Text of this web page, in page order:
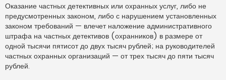
Оказание частных детективных или охранных услуг, либо не
предусмотренных законом, либо с нарушением установленных
законом требований — влечет наложение административного
штрафа на частных детективов (охранников) в размере от
одной тысячи пятисот до двух тысяч рублей; на руководителей
частных охранных организаций — от трех тысяч до пяти тысяч
рублей.